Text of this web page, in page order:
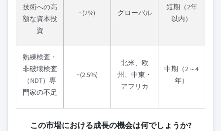
技術への高
額な資本投
資
~(2%) グローバル
短期（2年
以内）
熟練検査・
非破壊検査
（NDT）専
門家の不足
~(2.5%)
北米、欧
州、中東・
アフリカ
中期（2～4
年）
この市場における成長の機会は何でしょうか?